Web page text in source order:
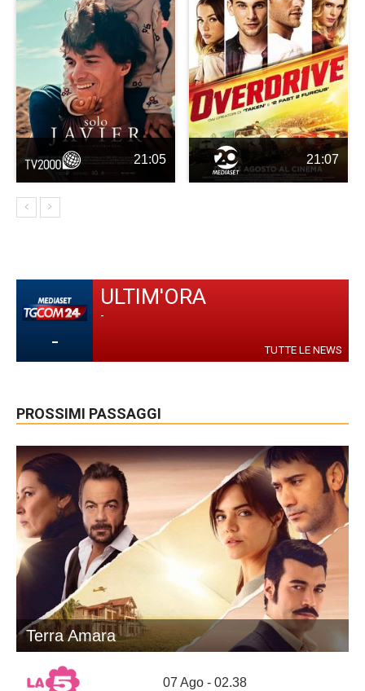
21:05 21:07
-
ULTIM'ORA
-
TUTTE LE NEWS
PROSSIMI PASSAGGI
Terra Amara
07 Ago - 02.38